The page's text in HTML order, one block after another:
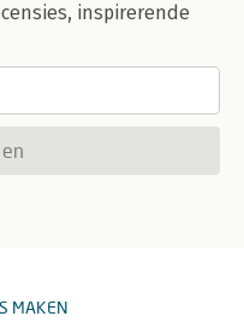
inspirerende
MAKEN